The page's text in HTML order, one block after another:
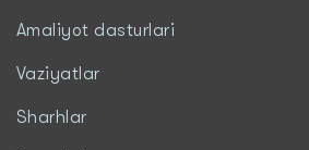
Amaliyot dasturlari
Vaziyatlar
Sharhlar